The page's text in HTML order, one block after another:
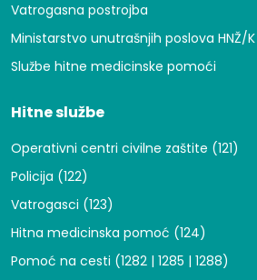
Vatrogasna postrojba
Ministarstvo unutrašnjih poslova HNŽ/K
Službe hitne medicinske pomoći
Hitne službe
Operativni centri civilne zaštite (121)
Policija (122)
Vatrogasci (123)
Hitna medicinska pomoć (124)
Pomoć na cesti (1282 | 1285 | 1288)